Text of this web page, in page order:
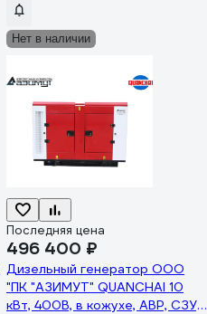
Нет в наличии
Последняя цена
496 400 ₽
Дизельный генератор ООО
"ПК "АЗИМУТ" QUANCHAI 10
кВт, 400В, в кожухе, АВР, СЗУ,